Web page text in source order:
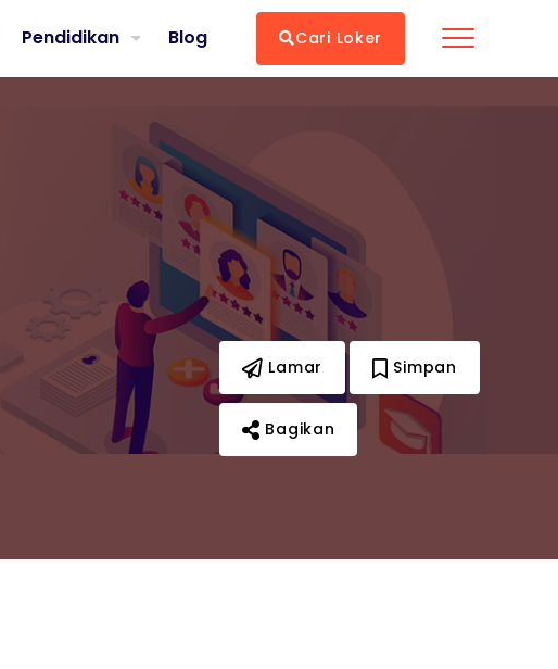
Lamar Simpan
Bagikan
Pendidikan Blog Cari Loker